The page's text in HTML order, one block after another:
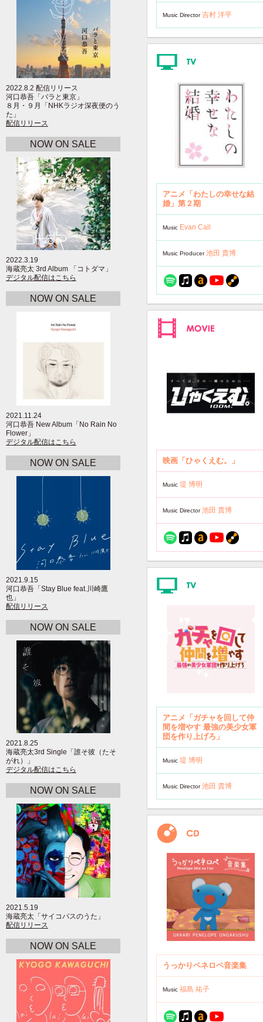
2022.8.2 配信リリース
河口恭吾「バラと東京」
８月・９月「NHKラジオ深夜便のう
た」
配信リリース
NOW ON SALE
2022.3.19
海蔵亮太 3rd Album 「コトダマ」
デジタル配信はこちら
NOW ON SALE
2021.11.24
河口恭吾 New Album「No Rain No
Flower」
デジタル配信はこちら
NOW ON SALE
2021.9.15
河口恭吾「Stay Blue feat.川崎鷹
也」
配信リリース
NOW ON SALE
2021.8.25
海蔵亮太3rd Single「誰そ彼（たそ
がれ）」
デジタル配信はこちら
NOW ON SALE
2021.5.19
海蔵亮太「サイコパスのうた」
配信リリース
NOW ON SALE
Music Director吉村 洋平
アニメ「わたしの幸せな結
婚」第２期
Music Evan Call
Music Producer池田 貴博
映画「ひゃくえむ。」
Music 堤 博明
Music Director池田 貴博
アニメ「ガチャを回して仲
間を増やす 最強の美少女軍
団を作り上げろ」
Music 堤 博明
Music Director池田 貴博
うっかりペネロペ音楽集
Music 福島 祐子